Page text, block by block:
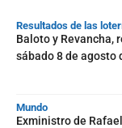
Resultados de las
Baloto y Revancha,
sábado 8 de agosto
Mundo
Exministro de